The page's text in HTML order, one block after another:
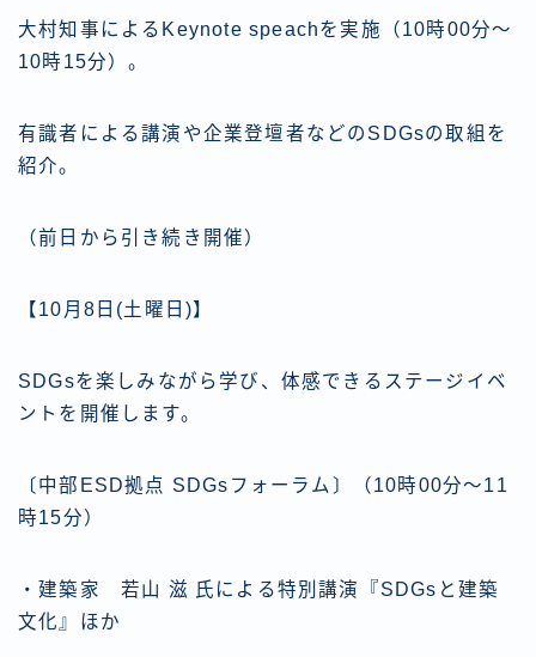
大村知事によるKeynote speachを実施（10時00分～
10時15分）。
有識者による講演や企業登壇者などのSDGsの取組を
紹介。
（前日から引き続き開催）
【10月8日(土曜日)】
SDGsを楽しみながら学び、体感できるステージイベ
ントを開催します。
〔中部ESD拠点 SDGsフォーラム〕（10時00分～11
時15分）
・建築家 若山 滋 氏による特別講演『SDGsと建築
文化』ほか